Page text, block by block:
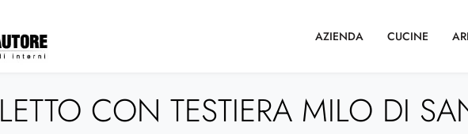
AZIENDA CUCINE
LETTO CON TESTIERA MILO DI